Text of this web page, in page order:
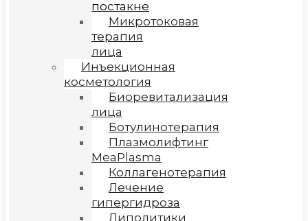
постакне
Микротоковая
терапия
лица
Инъекционная
косметология
Биоревитализация
лица
Ботулинотерапия
Плазмолифтинг
MeaPlasma
Коллагенотерапия
Лечение
гипергидроза
Липолитики